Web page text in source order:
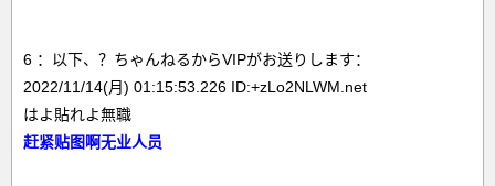
6 ：以下、？ちゃんねるからVIPがお送りします：
2022/11/14(月) 01:15:53.226 ID:+zLo2NLWM.net
はよ貼れよ無職
赶紧贴图啊无业人员